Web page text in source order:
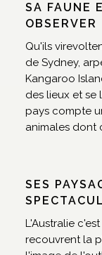
SA FAUNE
OBSERVER
Qu'ils
de Sydney,
Kangaroo
des lieux et se
pays compte
animales dont
SES
L'Australie
recouvrent la